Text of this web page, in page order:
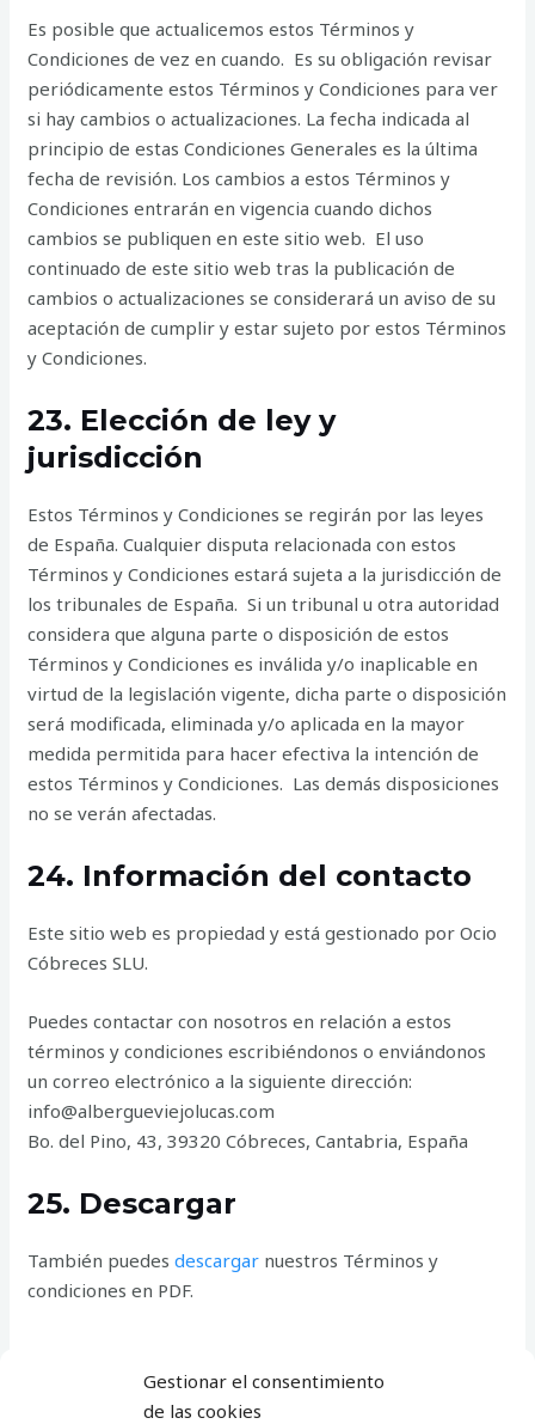
Gestionar el consentimiento
de las cookies
Es posible que actualicemos estos Términos y
Condiciones de vez en cuando. Es su obligación revisar
periódicamente estos Términos y Condiciones para ver
si hay cambios o actualizaciones. La fecha indicada al
principio de estas Condiciones Generales es la última
fecha de revisión. Los cambios a estos Términos y
Condiciones entrarán en vigencia cuando dichos
cambios se publiquen en este sitio web. El uso
continuado de este sitio web tras la publicación de
cambios o actualizaciones se considerará un aviso de su
aceptación de cumplir y estar sujeto por estos Términos
y Condiciones.
23. Elección de ley y
jurisdicción
Estos Términos y Condiciones se regirán por las leyes
de España. Cualquier disputa relacionada con estos
Términos y Condiciones estará sujeta a la jurisdicción de
los tribunales de España. Si un tribunal u otra autoridad
considera que alguna parte o disposición de estos
Términos y Condiciones es inválida y/o inaplicable en
virtud de la legislación vigente, dicha parte o disposición
será modificada, eliminada y/o aplicada en la mayor
medida permitida para hacer efectiva la intención de
estos Términos y Condiciones. Las demás disposiciones
no se verán afectadas.
24. Información del contacto
Este sitio web es propiedad y está gestionado por Ocio
Cóbreces SLU.
Puedes contactar con nosotros en relación a estos
términos y condiciones escribiéndonos o enviándonos
un correo electrónico a la siguiente dirección:
info@albergueviejolucas.com
Bo. del Pino, 43, 39320 Cóbreces, Cantabria, España
25. Descargar
También puedesdescargar nuestros Términos y
condiciones en PDF.